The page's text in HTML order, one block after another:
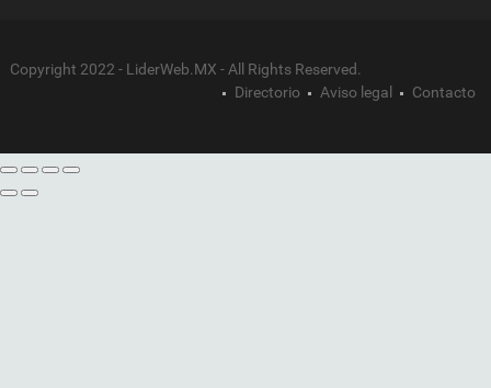
Copyright 2022 - LiderWeb.MX - All Rights Reserved.
Directorio
Aviso legal Contacto